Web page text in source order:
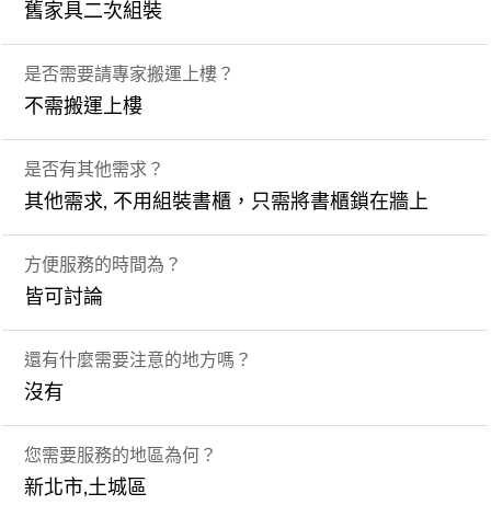
舊家具二次組裝
是否需要請專家搬運上樓？
不需搬運上樓
是否有其他需求？
其他需求, 不用組裝書櫃，只需將書櫃鎖在牆上
方便服務的時間為？
皆可討論
還有什麼需要注意的地方嗎？
沒有
您需要服務的地區為何？
新北市,土城區